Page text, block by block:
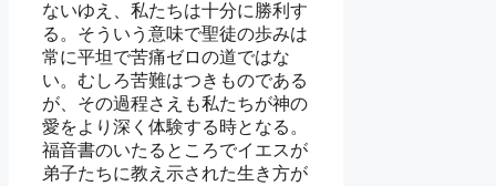
ないゆえ、私たちは十分に勝利す
る。そういう意味で聖徒の歩みは
常に平坦で苦痛ゼロの道ではな
い。むしろ苦難はつきものである
が、その過程さえも私たちが神の
愛をより深く体験する時となる。
福音書のいたるところでイエスが
弟子たちに教え示された生き方が